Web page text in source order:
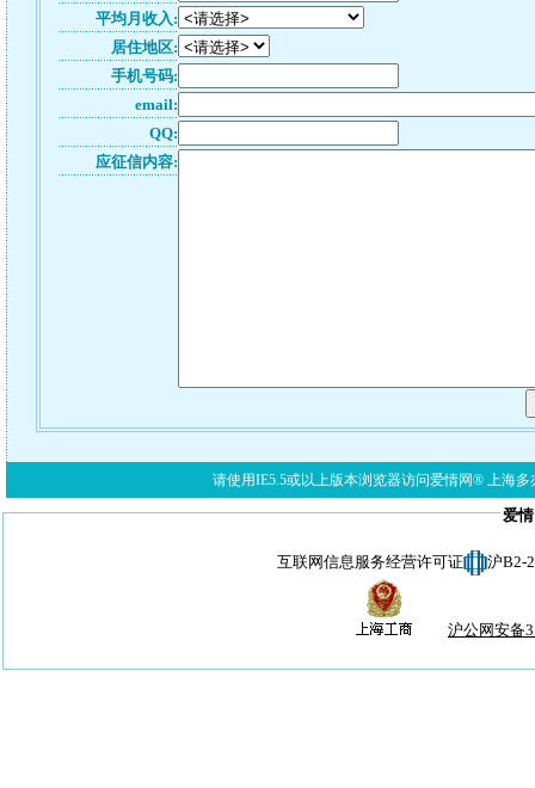
平均月收入:
居住地区:
手机号码:
email:
QQ:
应征信内容:
请使用IE5.5或以上版本浏览器访问爱情网® 上海多
爱
互联网信息服务经营许可证 沪B2-
沪公网安备